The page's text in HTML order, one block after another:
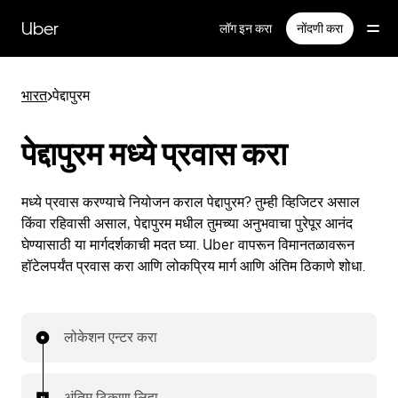
सामग्रीवरUber लॉग इन करा नोंदणी करा
भारत>पेद्दापुरम
पेद्दापुरम मध्ये प्रवास करा
मध्ये प्रवास करण्याचे नियोजन कराल पेद्दापुरम? तुम्ही व्हिजिटर असाल
किंवा रहिवासी असाल, पेद्दापुरम मधील तुमच्या अनुभवाचा पुरेपूर आनंद
घेण्यासाठी या मार्गदर्शकाची मदत घ्या. Uber वापरून विमानतळावरून
हॉटेलपर्यंत प्रवास करा आणि लोकप्रिय मार्ग आणि अंतिम ठिकाणे शोधा.
लोकेशन एन्टर करा